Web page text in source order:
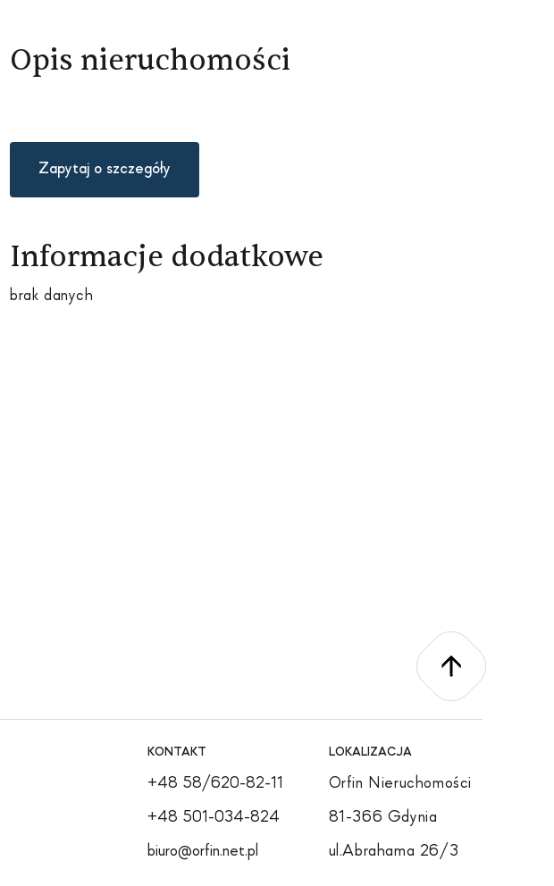
Opis nieruchomości
Zapytaj o szczegóły
Informacje dodatkowe
brak danych
KONTAKT
+48 58/620-82-11
+48 501-034-824
biuro@orfin.net.pl
LOKALIZACJA
Orfin Nieruchomości
81-366 Gdynia
ul.Abrahama 26/3